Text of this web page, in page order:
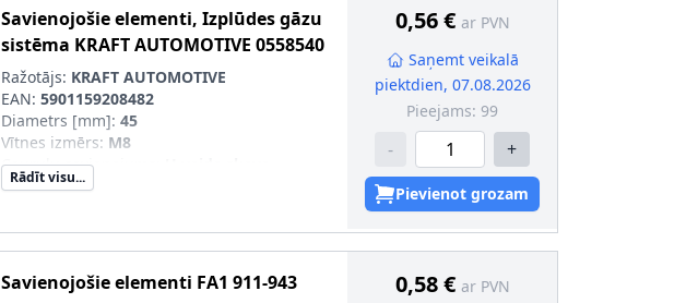
Savienojošie elementi, Izplūdes gāzu
sistēma KRAFT AUTOMOTIVE 0558540
Ražotājs: KRAFT AUTOMOTIVE
EAN: 5901159208482
Diametrs [mm]: 45
Vītnes izmērs: M8
Cauruļu savienojums
Produkcijas numurs
Rādīt visu...
0,56 € ar PVN
Saņemt veikalā
piektdien, 07.08.2026
Pieejams: 99
- +
Pievienot grozam
Savienojošie elementi FA1 911-943 0,58 € ar PVN